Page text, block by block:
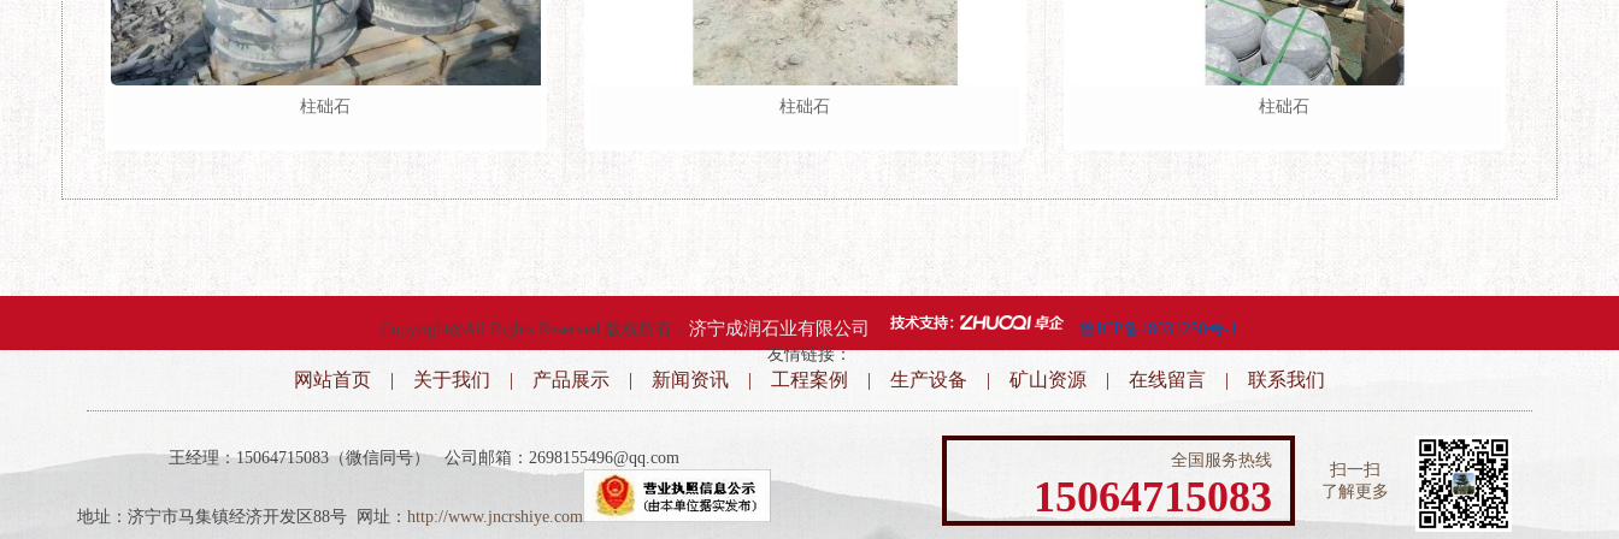
柱础石 柱础石 柱础石
Copyright◎All Rights Reserved 版权所有： 济宁成润石业有限公司
鲁ICP备18031250号-1
友情链接：
网站首页 | 关于我们 | 产品展示 | 新闻资讯 | 工程案例 | 生产设备 | 矿山资源 | 在线留言 | 联系我们
王经理：15064715083（微信同号） 公司邮箱：2698155496@qq.com
地址：济宁市马集镇经济开发区88号 网址： http://www.jncrshiye.com
全国服务热线
15064715083
扫一扫
了解更多